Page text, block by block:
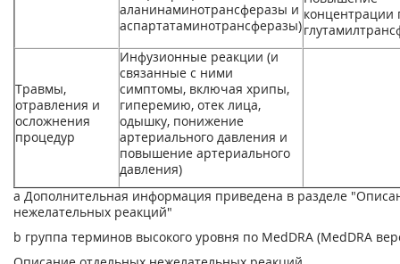
аланинаминотрансферазы и
аспартатаминотрансферазы)
концентрации
Травмы,
отравления и
осложнения
процедур
Инфузионные реакции (и
связанные с ними
симптомы, включая хрипы,
гиперемию, отек лица,
одышку, понижение
артериального давления и
повышение артериального
давления)
а Дополнительная информация приведена в разделе
нежелательных реакций"
b группа терминов высокого уровня по MedDRA (MedDRA